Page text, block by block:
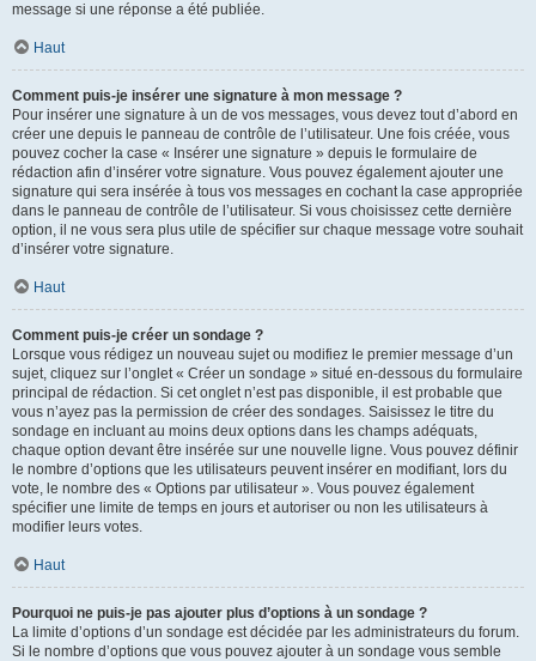
message si une réponse a été publiée.
Haut
Comment puis-je insérer une signature à mon message ?
Pour insérer une signature à un de vos messages, vous devez tout d’abord en
créer une depuis le panneau de contrôle de l’utilisateur. Une fois créée, vous
pouvez cocher la case « Insérer une signature » depuis le formulaire de
rédaction afin d’insérer votre signature. Vous pouvez également ajouter une
signature qui sera insérée à tous vos messages en cochant la case appropriée
dans le panneau de contrôle de l’utilisateur. Si vous choisissez cette dernière
option, il ne vous sera plus utile de spécifier sur chaque message votre souhait
d’insérer votre signature.
Haut
Comment puis-je créer un sondage ?
Lorsque vous rédigez un nouveau sujet ou modifiez le premier message d’un
sujet, cliquez sur l’onglet « Créer un sondage » situé en-dessous du formulaire
principal de rédaction. Si cet onglet n’est pas disponible, il est probable que
vous n’ayez pas la permission de créer des sondages. Saisissez le titre du
sondage en incluant au moins deux options dans les champs adéquats,
chaque option devant être insérée sur une nouvelle ligne. Vous pouvez définir
le nombre d’options que les utilisateurs peuvent insérer en modifiant, lors du
vote, le nombre des « Options par utilisateur ». Vous pouvez également
spécifier une limite de temps en jours et autoriser ou non les utilisateurs à
modifier leurs votes.
Haut
Pourquoi ne puis-je pas ajouter plus d’options à un sondage ?
La limite d’options d’un sondage est décidée par les administrateurs du forum.
Si le nombre d’options que vous pouvez ajouter à un sondage vous semble